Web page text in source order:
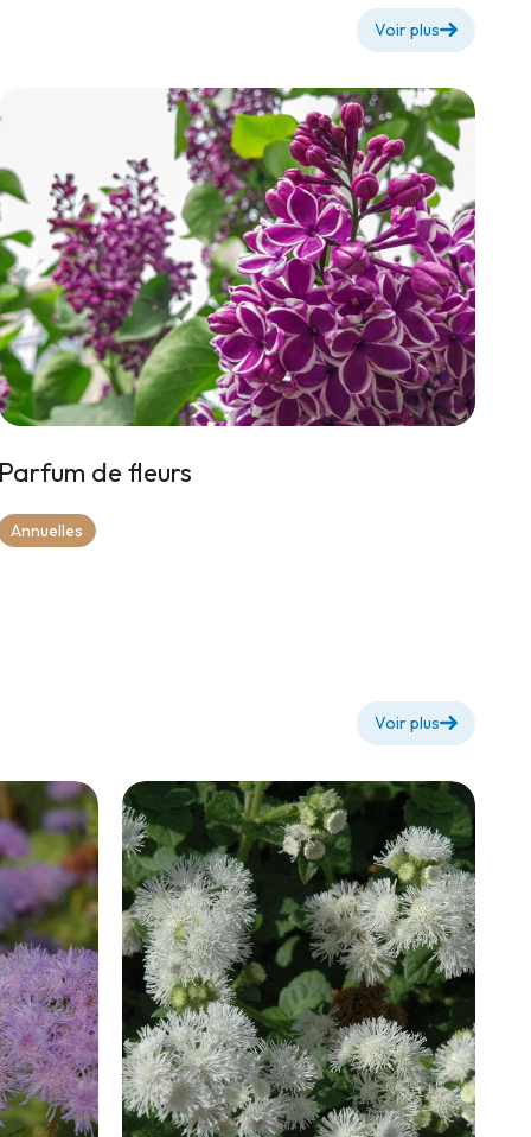
Voir plus
Parfum de fleurs
Annuelles
Voir plus